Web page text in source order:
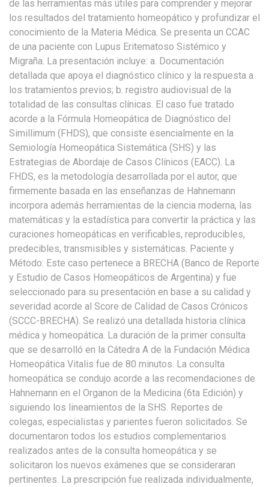
de las herramientas más útiles para comprender y mejorar
los resultados del tratamiento homeopático y profundizar el
conocimiento de la Materia Médica. Se presenta un CCAC
de una paciente con Lupus Eritematoso Sistémico y
Migraña. La presentación incluye: a. Documentación
detallada que apoya el diagnóstico clínico y la respuesta a
los tratamientos previos; b. registro audiovisual de la
totalidad de las consultas clínicas. El caso fue tratado
acorde a la Fórmula Homeopática de Diagnóstico del
Simillimum (FHDS), que consiste esencialmente en la
Semiología Homeopática Sistemática (SHS) y las
Estrategias de Abordaje de Casos Clínicos (EACC). La
FHDS, es la metodología desarrollada por el autor, que
firmemente basada en las enseñanzas de Hahnemann
incorpora además herramientas de la ciencia moderna, las
matemáticas y la estadística para convertir la práctica y las
curaciones homeopáticas en verificables, reproducibles,
predecibles, transmisibles y sistemáticas. Paciente y
Método: Este caso pertenece a BRECHA (Banco de Reporte
y Estudio de Casos Homeopáticos de Argentina) y fue
seleccionado para su presentación en base a su calidad y
severidad acorde al Score de Calidad de Casos Crónicos
(SCCC-BRECHA). Se realizó una detallada historia clínica
médica y homeopática. La duración de la primer consulta
que se desarrolló en la Cátedra A de la Fundación Médica
Homeopática Vitalis fue de 80 minutos. La consulta
homeopática se condujo acorde a las recomendaciones de
Hahnemann en el Organon de la Medicina (6ta Edición) y
siguiendo los lineamientos de la SHS. Reportes de
colegas, especialistas y parientes fueron solicitados. Se
documentaron todos los estudios complementarios
realizados antes de la consulta homeopática y se
solicitaron los nuevos exámenes que se consideraran
pertinentes. La prescripción fue realizada individualmente,